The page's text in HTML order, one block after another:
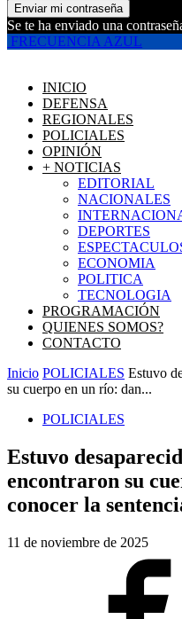
Se te ha enviado una
FRECUENCIA AZUL
INICIO
DEFENSA
REGIONALES
POLICIALES
OPINIÓN
+ NOTICIAS
EDITORIAL
NACIONALES
DEPORTES
ECONOMIA
POLITICA
TECNOLOGIA
PROGRAMACIÓN
QUIENES SOMOS?
CONTACTO
Inicio POLICIALES Estuvo
su cuerpo en un río: dan...
POLICIALES
Estuvo
encontraron su
conocer la
11 de noviembre de 2025